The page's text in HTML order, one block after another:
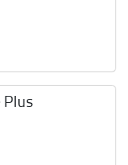
Plus